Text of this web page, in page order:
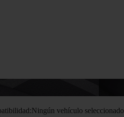
Ningún vehículo seleccionado